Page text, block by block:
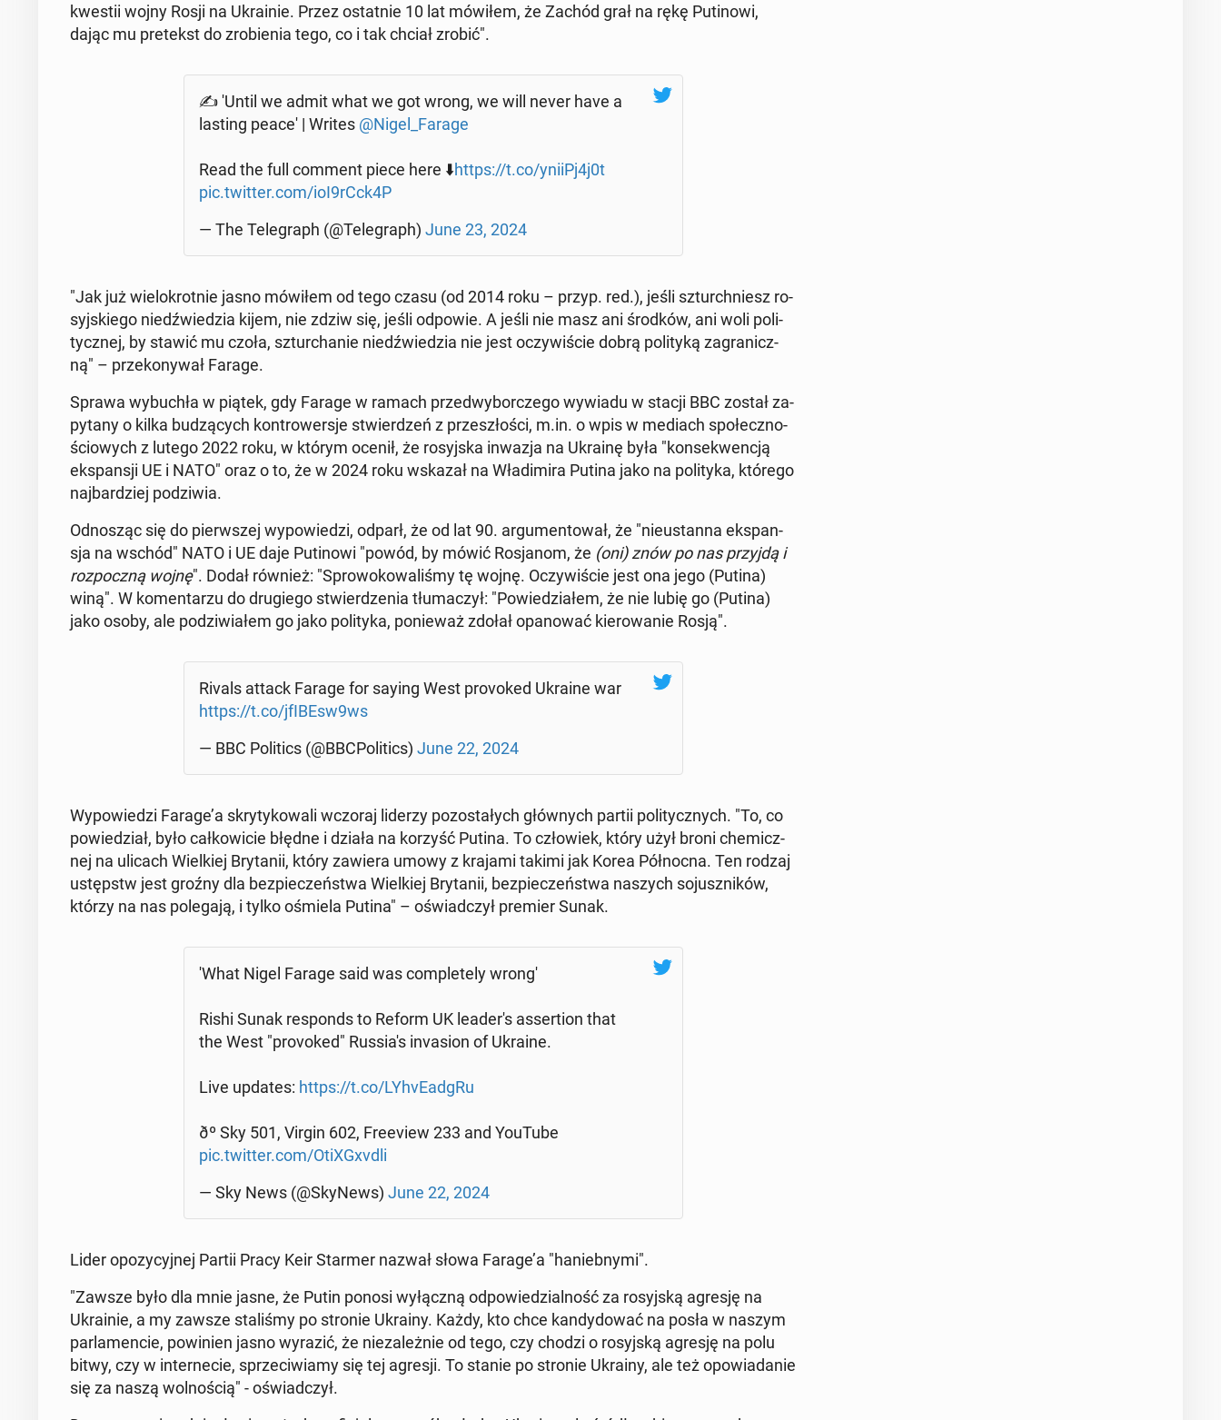
kwestii wojny Rosji na Ukra­inie. Przez ostat­nie 10 lat mówiłem, że Zachód grał na rękę Pu­ti­no­wi,
dając mu pre­tekst do zro­bie­nia tego, co i tak chciał zrobić".
✍️ 'Until we admit what we got wrong, we will never have a
lasting peace' | Writes @Nigel_Farage
Read the full comment piece here ⬇️https://t.co/yniiPj4j0t
pic.twitter.com/ioI9rCck4P
— The Te­le­graph (@Te­le­graph) June 23, 2024
"Jak już wie­lo­krot­nie jasno mówiłem od tego czasu (od 2014 roku – przyp. red.), jeśli szturch­niesz ro­
syj­skie­go niedź­wie­dzia kijem, nie zdziw się, jeśli odpowie. A jeśli nie masz ani środków, ani woli po­li­
tycz­nej, by stawić mu czoła, sztur­cha­nie niedź­wie­dzia nie jest oczy­wi­ście dobrą po­li­ty­ką za­gra­nicz­
ną" – prze­ko­ny­wał Farage.
Sprawa wy­bu­chła w piątek, gdy Farage w ramach przed­wy­bor­cze­go wywiadu w stacji BBC został za­
py­ta­ny o kilka bu­dzą­cych kon­tro­wer­sje stwier­dzeń z prze­szło­ści, m.in. o wpis w mediach spo­łecz­no­
ścio­wych z lutego 2022 roku, w którym ocenił, że ro­syj­ska inwazja na Ukrainę była "kon­se­kwen­cją
eks­pan­sji UE i NATO" oraz o to, że w 2024 roku wskazał na Wła­di­mi­ra Putina jako na po­li­ty­ka, którego
naj­bar­dziej po­dzi­wia.
Od­no­sząc się do pierw­szej wy­po­wie­dzi, odparł, że od lat 90. ar­gu­men­to­wał, że "nie­ustan­na eks­pan­
sja na wschód" NATO i UE daje Pu­ti­no­wi "powód, by mówić Ro­sja­nom, że (oni) znów po nas przyjdą i
roz­pocz­ną wojnę". Dodał również: "Spro­wo­ko­wa­li­śmy tę wojnę. Oczy­wi­ście jest ona jego (Putina)
winą". W ko­men­ta­rzu do dru­gie­go stwier­dze­nia tłu­ma­czył: "Po­wie­dzia­łem, że nie lubię go (Putina)
jako osoby, ale po­dzi­wia­łem go jako po­li­ty­ka, po­nie­waż zdołał opa­no­wać kie­ro­wa­nie Rosją".
Rivals attack Farage for saying West pro­vo­ked Ukraine war
https://t.co/jfIBEsw9ws
— BBC Po­li­tics (@BBC­Po­li­tics) June 22, 2024
Wy­po­wie­dzi Farage’a skry­ty­ko­wa­li wczoraj liderzy po­zo­sta­łych głów­nych partii po­li­tycz­nych. "To, co
po­wie­dział, było cał­ko­wi­cie błędne i działa na korzyść Putina. To czło­wiek, który użył broni che­micz­
nej na ulicach Wiel­kiej Bry­ta­nii, który zawiera umowy z krajami takimi jak Korea Pół­noc­na. Ten rodzaj
ustępstw jest groźny dla bez­pie­czeń­stwa Wiel­kiej Bry­ta­nii, bez­pie­czeń­stwa naszych so­jusz­ni­ków,
którzy na nas po­le­ga­ją, i tylko ośmiela Putina" – oświad­czył premier Sunak.
'What Nigel Farage said was com­ple­te­ly wrong'
Rishi Sunak re­sponds to Reform UK le­ade­r's as­ser­tion that
the West "pro­vo­ked" Rus­sia­'s in­va­sion of Ukraine.
Live updates: https://t.co/LY­hvE­ad­gRu
ðº Sky 501, Virgin 602, Fre­eview 233 and YouTube
pic.twitter.com/Oti­XGxvdli
— Sky News (@SkyNews) June 22, 2024
Lider opo­zy­cyj­nej Partii Pracy Keir Starmer nazwał słowa Farage’a "ha­nieb­ny­mi".
"Zawsze było dla mnie jasne, że Putin ponosi wy­łącz­ną od­po­wie­dzial­ność za ro­syj­ską agresję na
Ukra­inie, a my zawsze sta­li­śmy po stronie Ukrainy. Każdy, kto chce kan­dy­do­wać na posła w naszym
par­la­men­cie, po­wi­nien jasno wyrazić, że nie­za­leż­nie od tego, czy chodzi o ro­syj­ską agresję na polu
bitwy, czy w in­ter­ne­cie, sprze­ci­wia­my się tej agresji. To stanie po stronie Ukrainy, ale też opo­wia­da­nie
się za naszą wol­no­ścią" - oświad­czył.